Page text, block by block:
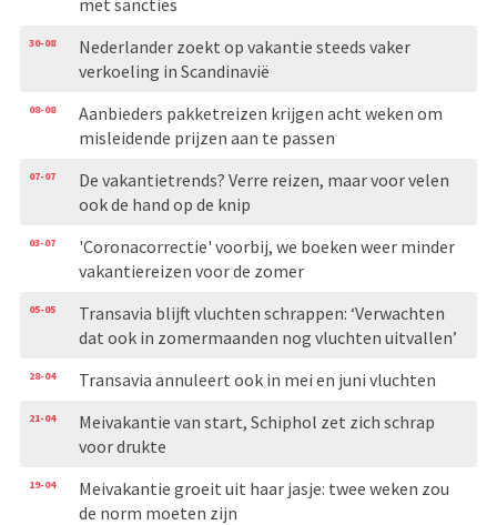
30-08
Nederlander zoekt op vakantie steeds vaker
verkoeling in Scandinavië
08-08
Aanbieders pakketreizen krijgen acht weken om
misleidende prijzen aan te passen
07-07
De vakantietrends? Verre reizen, maar voor velen
ook de hand op de knip
03-07
'Coronacorrectie' voorbij, we boeken weer minder
vakantiereizen voor de zomer
05-05
Transavia blijft vluchten schrappen: ‘Verwachten
dat ook in zomermaanden nog vluchten uitvallen’
28-04 Transavia annuleert ook in mei en juni vluchten
21-04
Meivakantie van start, Schiphol zet zich schrap
voor drukte
19-04
Meivakantie groeit uit haar jasje: twee weken zou
de norm moeten zijn